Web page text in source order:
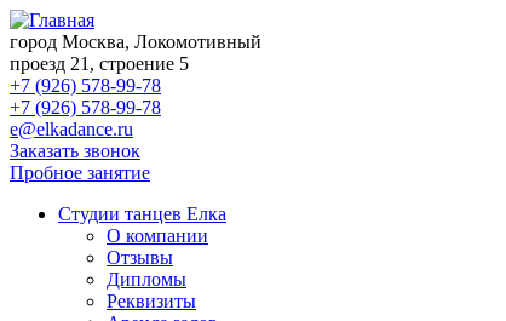
город Москва, Локомотивный
проезд 21, строение 5
+7 (926) 578-99-78
+7 (926) 578-99-78
e@elkadance.ru
Заказать звонок
Пробное занятие
Студии танцев Елка
О компании
Отзывы
Дипломы
Реквизиты